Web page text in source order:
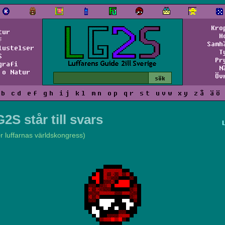
Natur
b c d e f g h i j k l m n o p q r s t u v w x y z å ä ö
står till svars
luffarnas världskongress)